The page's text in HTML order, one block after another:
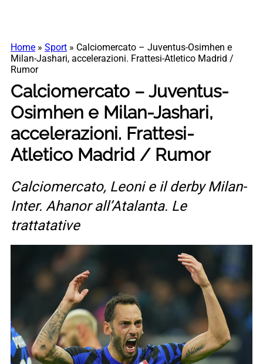
Home » Sport » Calciomercato – Juventus-Osimhen e
Milan-Jashari, accelerazioni. Frattesi-Atletico Madrid /
Rumor
Calciomercato – Juventus-
Osimhen e Milan-Jashari,
accelerazioni. Frattesi-
Atletico Madrid / Rumor
Calciomercato, Leoni e il derby Milan-
Inter. Ahanor all’Atalanta. Le
trattatative